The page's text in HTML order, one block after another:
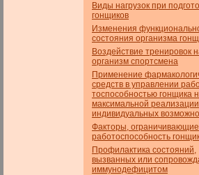
Виды нагрузок при
гонщиков
Изменения
состояния организма
Воздействие тренировок
организм спортсмена
Применение
средств в управлении
тоспособностью гонщика
максимальной реализации
индивидуальных
Факторы, ограничивающие
работоспособность
Профилактика состояний,
вызванных или
иммунодефицитом